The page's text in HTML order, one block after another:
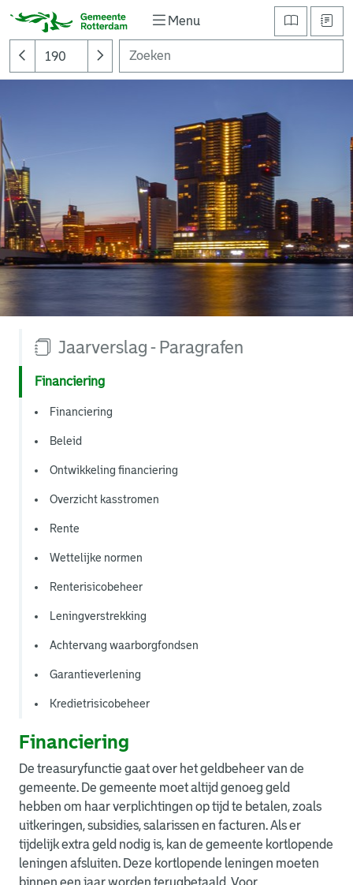
Menu
Jaarverslag - Paragrafen
Financiering
Financiering
Beleid
Ontwikkeling financiering
Overzicht kasstromen
Rente
Wettelijke normen
Renterisicobeheer
Leningverstrekking
Achtervang waarborgfondsen
Garantieverlening
Kredietrisicobeheer
Financiering
De treasuryfunctie gaat over het geldbeheer van de
gemeente. De gemeente moet altijd genoeg geld
hebben om haar verplichtingen op tijd te betalen, zoals
uitkeringen, subsidies, salarissen en facturen. Als er
tijdelijk extra geld nodig is, kan de gemeente kortlopende
leningen afsluiten. Deze kortlopende leningen moeten
binnen een jaar worden terugbetaald. Voor